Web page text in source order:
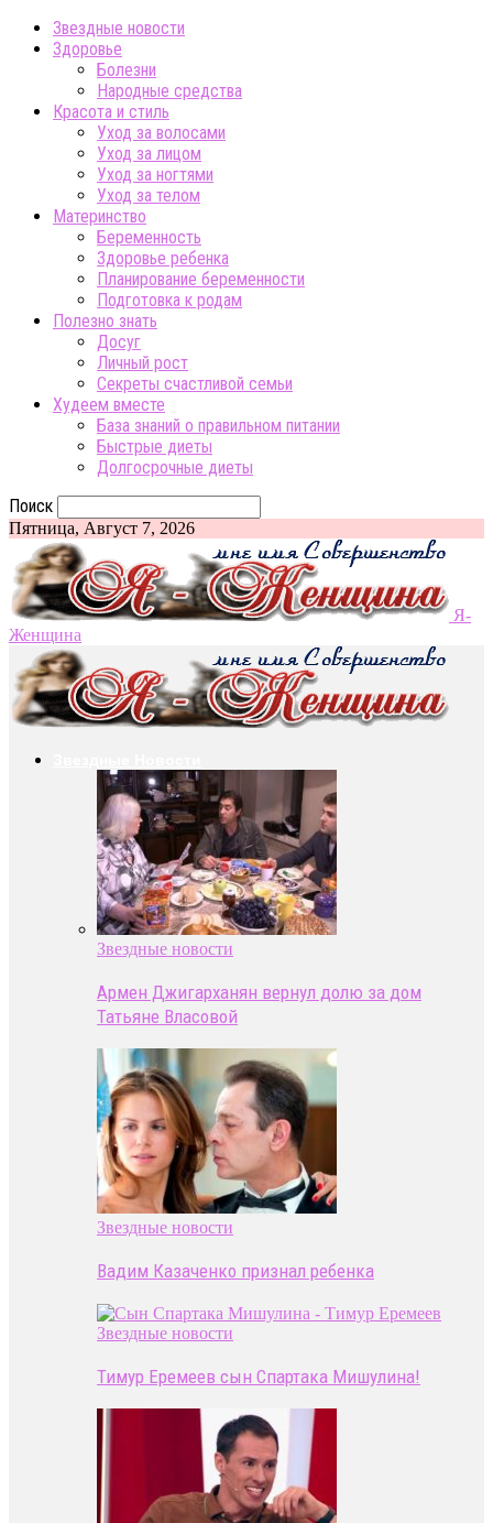
Звездные новости
Здоровье
Болезни
Народные средства
Красота и стиль
Уход за волосами
Уход за лицом
Уход за ногтями
Уход за телом
Материнство
Беременность
Здоровье ребенка
Планирование беременности
Подготовка к родам
Полезно знать
Досуг
Личный рост
Секреты счастливой семьи
Худеем вместе
База знаний о правильном питании
Быстрые диеты
Долгосрочные диеты
Поиск
Пятница, Август 7, 2026
Я-
Женщина
Звездные новости
Армен Джигарханян вернул долю за дом
Татьяне Власовой
Звездные новости
Вадим Казаченко признал ребенка
Звездные новости
Тимур Еремеев сын Спартака Мишулина!